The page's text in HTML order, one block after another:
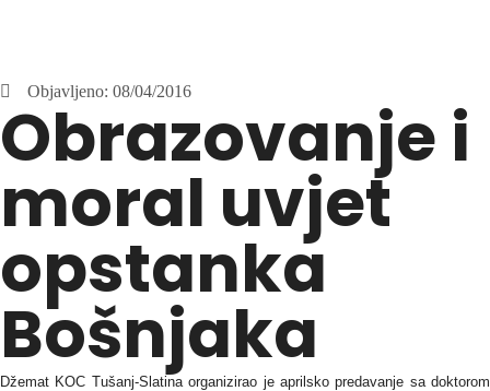
Objavljeno: 08/04/2016
Obrazovanje i
moral uvjet
opstanka
Bošnjaka
Džemat KOC Tušanj-Slatina organizirao je aprilsko predavanje sa doktorom